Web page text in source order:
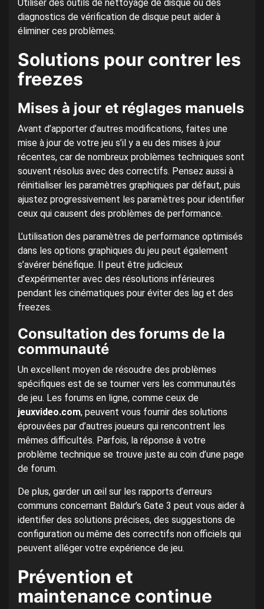
Utiliser des outils de nettoyage de disque ou des
diagnostics de vérification de disque peut aider à
éliminer ces problèmes.
Solutions pour contrer les
freezes
Mises à jour et réglages manuels
Avant d’apporter d’autres modifications, faites une
mise à jour de votre jeu s’il y a eu des mises à jour
récentes, car de nombreux problèmes techniques sont
souvent résolus avec des correctifs. Pensez aussi à
réinitialiser les paramètres graphiques par défaut, puis
ajustez progressivement les paramètres pour identifier
ceux qui causent des problèmes de performance.
L’utilisation des paramètres de performance optimisés
dans les options graphiques du jeu peut également
s’avérer bénéfique. Il peut être judicieux
d’expérimenter avec des résolutions inférieures
pendant les cinématiques pour éviter des lag et des
freezes.
Consultation des forums de la
communauté
Un excellent moyen de résoudre des problèmes
spécifiques est de se tourner vers les communautés
de jeu. Les forums en ligne, comme ceux de
jeuxvideo.com, peuvent vous fournir des solutions
éprouvées par d’autres joueurs qui rencontrent les
mêmes difficultés. Parfois, la réponse à votre
problème technique se trouve juste au coin d’une page
de forum.
De plus, garder un œil sur les rapports d’erreurs
communs concernant Baldur’s Gate 3 peut vous aider à
identifier des solutions précises, des suggestions de
configuration ou même des correctifs non officiels qui
peuvent alléger votre expérience de jeu.
Prévention et
maintenance continue